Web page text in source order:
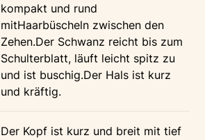
kompakt und rund
mitHaarbüscheln zwischen den
Zehen.Der Schwanz reicht bis zum
Schulterblatt, läuft leicht spitz zu
und ist buschig.Der Hals ist kurz
und kräftig.
Der Kopf ist kurz und breit mit tief